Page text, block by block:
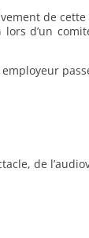
de
d’un
de